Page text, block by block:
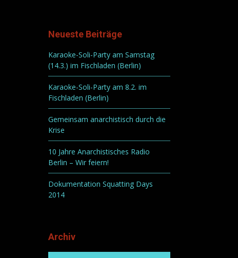
Neueste Beiträge
Karaoke-Soli-Party am Samstag
(14.3.) im Fischladen (Berlin)
Karaoke-Soli-Party am 8.2. im
Fischladen (Berlin)
Gemeinsam anarchistisch durch die
Krise
10 Jahre Anarchistisches Radio
Berlin – Wir feiern!
Dokumentation Squatting Days
2014
Archiv